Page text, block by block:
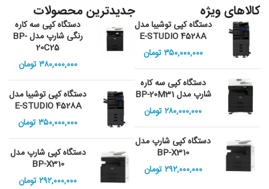
کالاهای ویژه
دستگاه کپی توشیبا مدل
E-STUDIO 4528A
۳۵۰,۰۰۰,۰۰۰تومان
دستگاه کپی سه کاره
شارپ مدل BP-20M31
۲۸۰,۰۰۰,۰۰۰تومان
دستگاه کپی شارپ مدل
BP-X310
۲۹۲,۰۰۰,۰۰۰تومان
جدیدترین محصولات
دستگاه کپی سه کاره
رنگی شارپ مدل BP-
20C25
۳۸۰,۰۰۰,۰۰۰تومان
دستگاه کپی توشیبا مدل
E-STUDIO 4528A
۳۵۰,۰۰۰,۰۰۰تومان
دستگاه کپی شارپ مدل
BP-X310
۲۹۲,۰۰۰,۰۰۰تومان